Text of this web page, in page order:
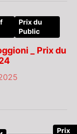
Prix du
Public
_ Prix du
Prix